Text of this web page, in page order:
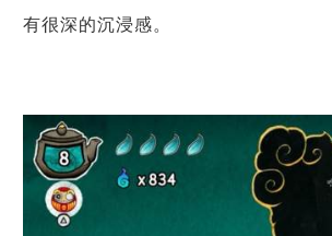
有很深的沉浸感。